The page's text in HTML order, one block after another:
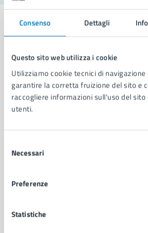
Consenso Dettagli
Questo sito web utilizza i cookie
Utilizziamo cookie tecnici di
garantire la corretta fruizione del sito e
raccogliere informazioni sull'uso del
utenti.
delNecessari
Preferenze
Statistiche
Comune di Napoli
AMMINISTRAZIONE
Aree amministrative
Organi di governo
Enti e fondazioni
Documenti e dati